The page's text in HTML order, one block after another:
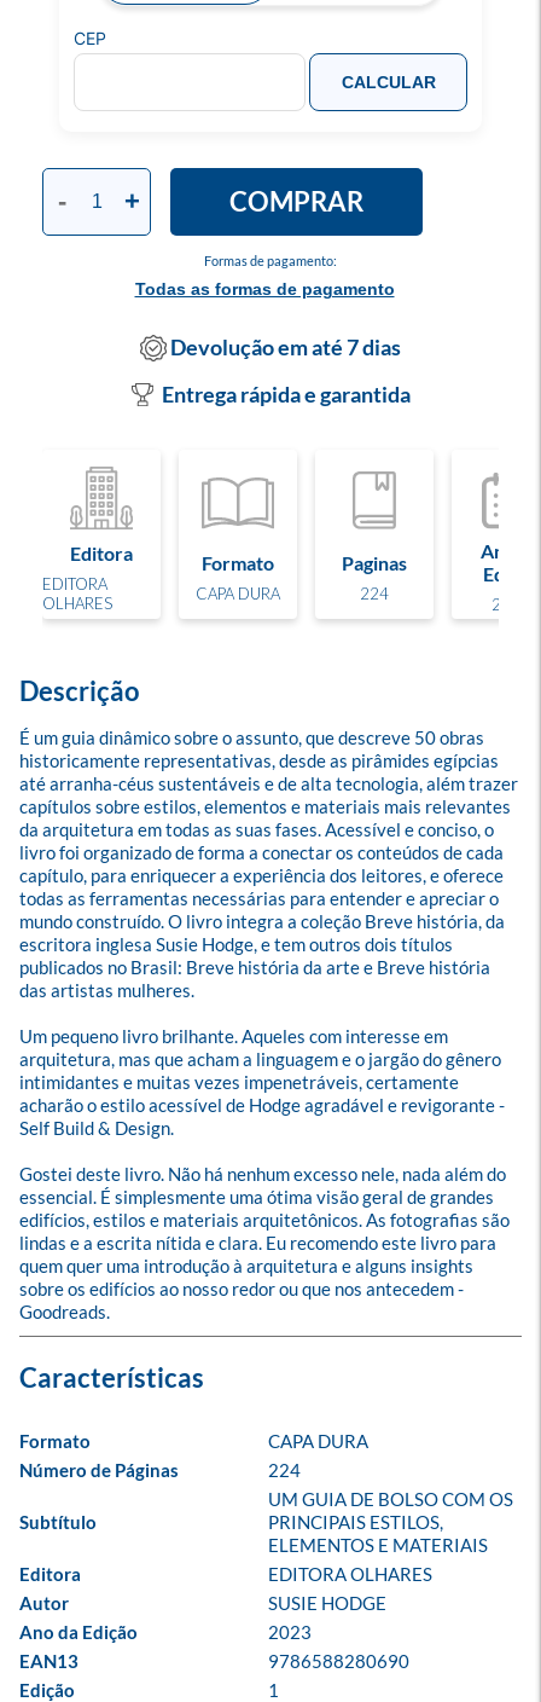
Formas de pagamento:
Todas as formas de pagamento
- + COMPRAR
CEP
CALCULAR
Devolução em até 7 dias
Entrega rápida e garantida
Editora
EDITORA
OLHARES
Formato
CAPA DURA
Paginas
224
Ano de
Edição
2023
Descrição
É um guia dinâmico sobre o assunto, que descreve 50 obras
historicamente representativas, desde as pirâmides egípcias
até arranha-céus sustentáveis e de alta tecnologia, além trazer
capítulos sobre estilos, elementos e materiais mais relevantes
da arquitetura em todas as suas fases. Acessível e conciso, o
livro foi organizado de forma a conectar os conteúdos de cada
capítulo, para enriquecer a experiência dos leitores, e oferece
todas as ferramentas necessárias para entender e apreciar o
mundo construído. O livro integra a coleção Breve história, da
escritora inglesa Susie Hodge, e tem outros dois títulos
publicados no Brasil: Breve história da arte e Breve história
das artistas mulheres.
Um pequeno livro brilhante. Aqueles com interesse em
arquitetura, mas que acham a linguagem e o jargão do gênero
intimidantes e muitas vezes impenetráveis, certamente
acharão o estilo acessível de Hodge agradável e revigorante -
Self Build & Design.
Gostei deste livro. Não há nenhum excesso nele, nada além do
essencial. É simplesmente uma ótima visão geral de grandes
edifícios, estilos e materiais arquitetônicos. As fotografias são
lindas e a escrita nítida e clara. Eu recomendo este livro para
quem quer uma introdução à arquitetura e alguns insights
sobre os edifícios ao nosso redor ou que nos antecedem -
Goodreads.
Formato
CAPA DURA
Número de Páginas
224
Subtítulo
UM GUIA DE BOLSO COM OS
PRINCIPAIS ESTILOS,
ELEMENTOS E MATERIAIS
Editora
EDITORA OLHARES
Autor
SUSIE HODGE
Ano da Edição
2023
EAN13
9786588280690
Edição
1